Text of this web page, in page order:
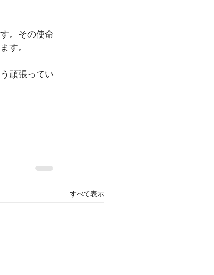
。その使命
す。
頑張ってい
すべて表示